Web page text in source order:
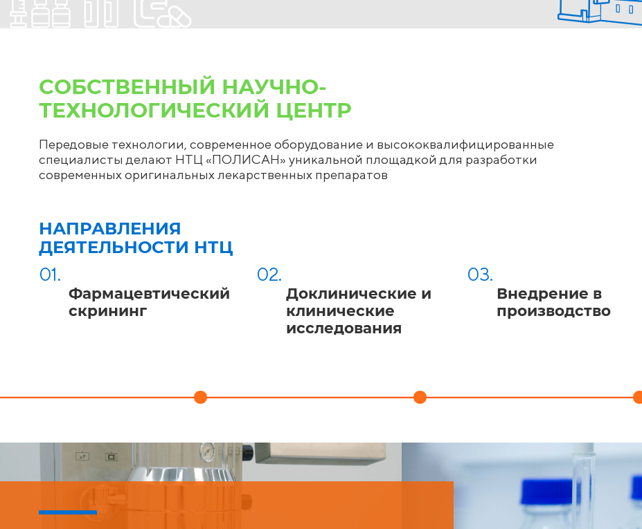
СОБСТВЕННЫЙ НАУЧНО-
ТЕХНОЛОГИЧЕСКИЙ ЦЕНТР
Передовые технологии, современное оборудование и высококвалифицированные
специалисты делают НТЦ «ПОЛИСАН» уникальной площадкой для разработки
современных оригинальных лекарственных препаратов
НАПРАВЛЕНИЯ
ДЕЯТЕЛЬНОСТИ НТЦ
01.
Фармацевтический
скрининг
02.
Доклинические и
клинические
исследования
03.
Внедрение в
производство